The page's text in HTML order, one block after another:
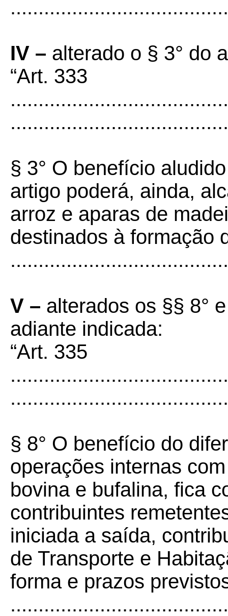
IV – alterado o § 3° do
“Art. 333
§ 3° O benefício
artigo poderá, ainda,
arroz e aparas de
destinados à formação
V – alterados os §§ 8°
adiante indicada:
“Art. 335
§ 8° O benefício do
operações internas
bovina e bufalina, fica
contribuintes
iniciada a saída,
de Transporte e
forma e prazos